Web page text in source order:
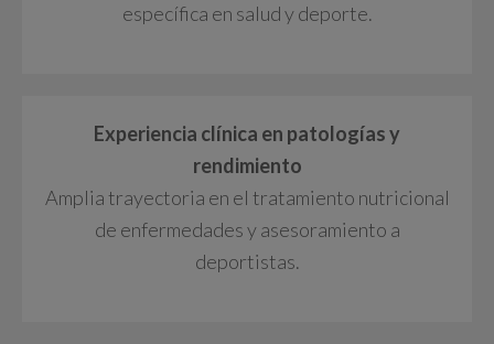
específica en salud y deporte.
Experiencia clínica en patologías y
rendimiento
Amplia trayectoria en el tratamiento nutricional
de enfermedades y asesoramiento a
deportistas.